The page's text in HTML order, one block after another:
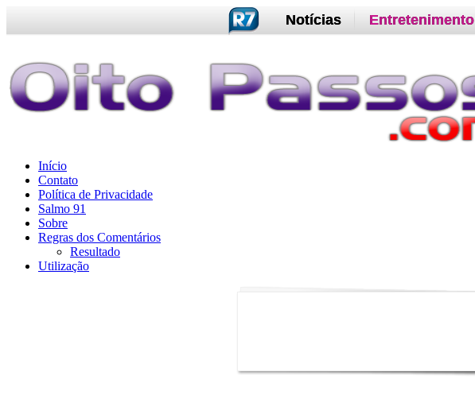
Notícias Entretenimento
Início
Contato
Política de Privacidade
Salmo 91
Sobre
Regras dos Comentários
Resultado
Utilização